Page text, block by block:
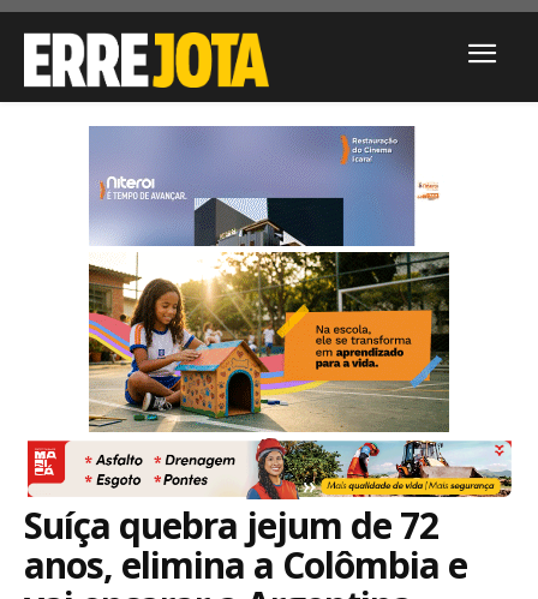
Suíça quebra jejum de 72
anos, elimina a Colômbia e